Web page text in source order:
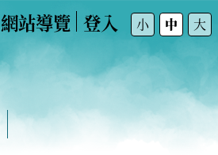
網站導覽 登入 小 中 大